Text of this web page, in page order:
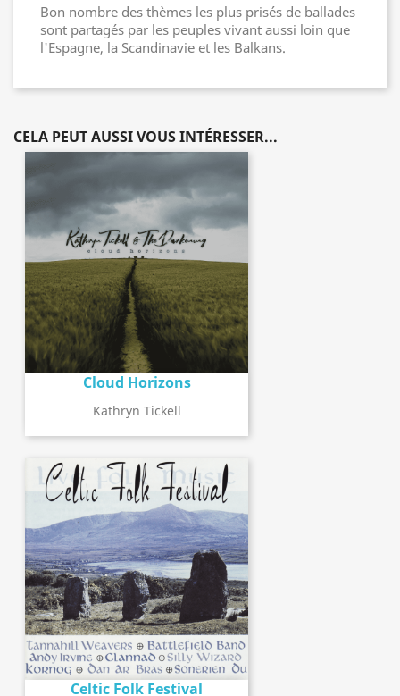
Bon nombre des thèmes les plus prisés de ballades
sont partagés par les peuples vivant aussi loin que
l'Espagne, la Scandinavie et les Balkans.
CELA PEUT AUSSI VOUS INTÉRESSER...
Cloud Horizons
Kathryn Tickell
Celtic Folk Festival